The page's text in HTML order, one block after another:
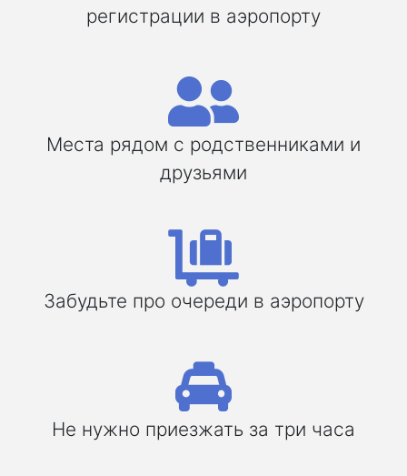
регистрации в аэропорту
Места рядом с родственниками и
друзьями
Забудьте про очереди в аэропорту
Не нужно приезжать за три часа